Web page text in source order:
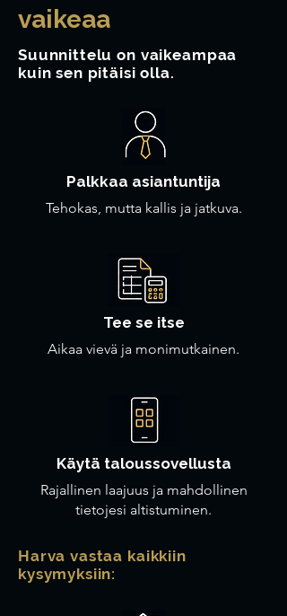
vaikeaa
Suunnittelu on vaikeampaa
kuin sen pitäisi olla.
Palkkaa asiantuntija
Tehokas, mutta kallis ja jatkuva.
Tee se itse
Aikaa vievä ja monimutkainen.
Käytä taloussovellusta
Rajallinen laajuus ja mahdollinen
tietojesi altistuminen.
Harva vastaa kaikkiin
kysymyksiin: